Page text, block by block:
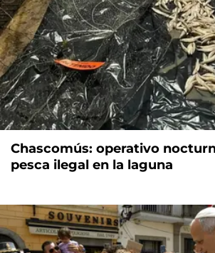
Chascomús: operativo
pesca ilegal en la laguna